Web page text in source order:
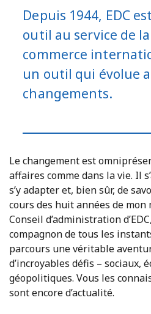
Depuis 1944, EDC
outil au service de
commerce
un outil qui évolue
changements.
Le changement est
affaires comme dans la vie. Il
s’y adapter et, bien sûr, de
cours des huit années de mon
Conseil d’administration
compagnon de tous les
parcours une véritable
d’incroyables défis – sociaux,
géopolitiques. Vous les
sont encore d’actualité.